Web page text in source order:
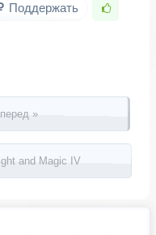
Поддержать
»
and Magic IV